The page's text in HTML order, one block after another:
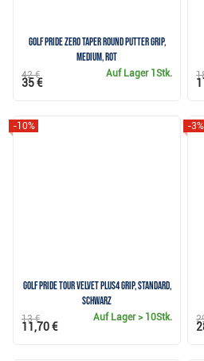
Golf Pride Zero Taper Round Putter Grip,
Medium, Rot
Auf Lager 1Stk.
42 €
35 €
Golf Pride Tour Velvet Plus4 Grip, Standard,
Schwarz
-10%
Auf Lager> 10Stk.
13 €
11,70 €
-3%